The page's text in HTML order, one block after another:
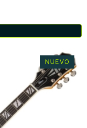
NUEVO